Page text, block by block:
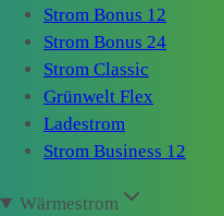
Strom Bonus 12
Strom Bonus 24
Strom Classic
Grünwelt Flex
Ladestrom
Strom Business 12
Wärmestrom